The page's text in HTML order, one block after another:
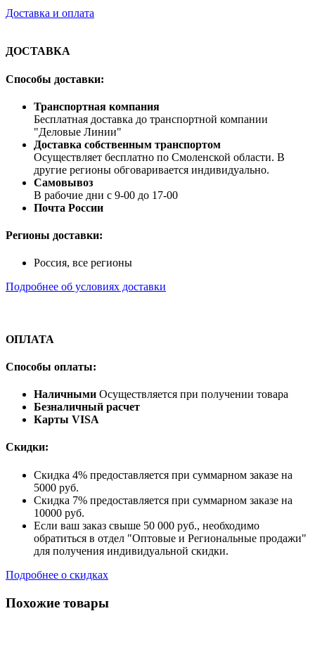
Доставка и оплата
ДОСТАВКА
Способы доставки:
Транспортная компания
Бесплатная доставка до транспортной компании
"Деловые Линии"
Доставка собственным транспортом
Осуществляет бесплатно по Смоленской области. В
другие регионы обговаривается индивидуально.
Самовывоз
В рабочие дни с 9-00 до 17-00
Почта России
Регионы доставки:
Россия, все регионы
Подробнее об условиях доставки
ОПЛАТА
Способы оплаты:
Наличными Осуществляется при получении товара
Безналичный расчет
Карты VISA
Скидки:
Скидка 4% предоставляется при суммарном заказе на
5000 руб.
Скидка 7% предоставляется при суммарном заказе на
10000 руб.
Если ваш заказ свыше 50 000 руб., необходимо
обратиться в отдел "Оптовые и Региональные продажи"
для получения индивидуальной скидки.
Подробнее о скидках
Похожие товары